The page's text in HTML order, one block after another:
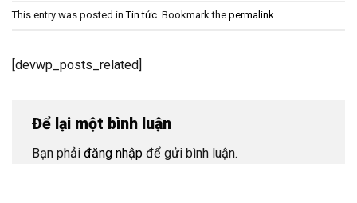
This entry was posted inTin tức . Bookmark the permalink
[devwp_posts_related]
Để lại một bình luận
Bạn phải đăng nhập để gửi bình luận.